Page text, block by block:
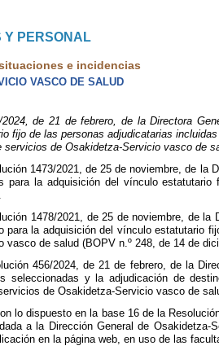
Y PERSONAL
e incidencias
VASCO DE SALUD
2024, de 21 de febrero, de la Directora
fijo de las personas adjudicatarias
servicios de Osakidetza-Servicio vasco de
1473/2021, de 25 de noviembre, de la
para la adquisición del vínculo
1478/2021, de 25 de noviembre, de
para la adquisición del vínculo estatutario
vasco de salud (BOPV n.º 248, de 14 de
456/2024, de 21 de febrero, de la
seleccionadas y la adjudicación de
de Osakidetza-Servicio vasco de
lo dispuesto en la base 16 de la
a la Dirección General de
en la página web, en uso de las